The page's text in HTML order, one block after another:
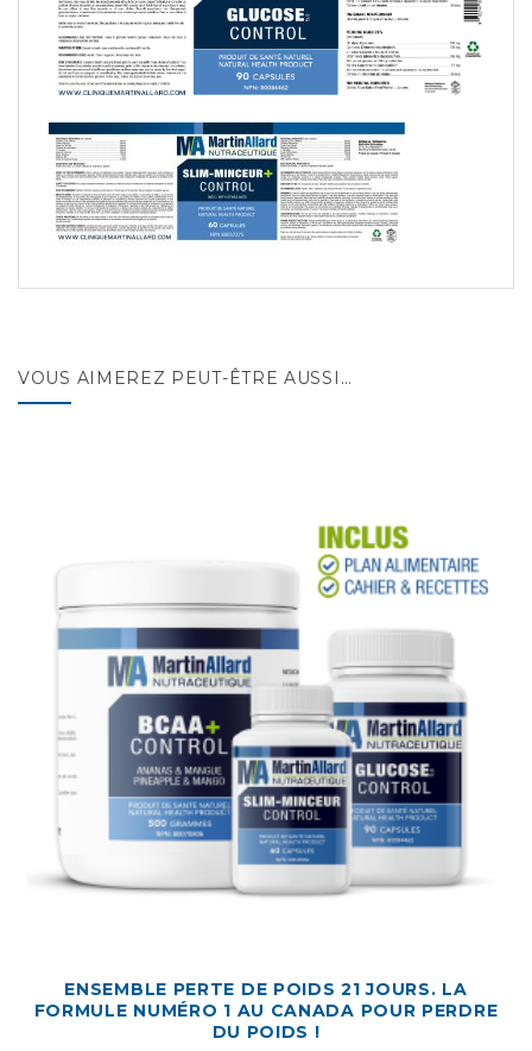
VOUS AIMEREZ PEUT-ÊTRE AUSSI…
ENSEMBLE PERTE DE POIDS 21 JOURS. LA
FORMULE NUMÉRO 1 AU CANADA POUR PERDRE
DU POIDS !